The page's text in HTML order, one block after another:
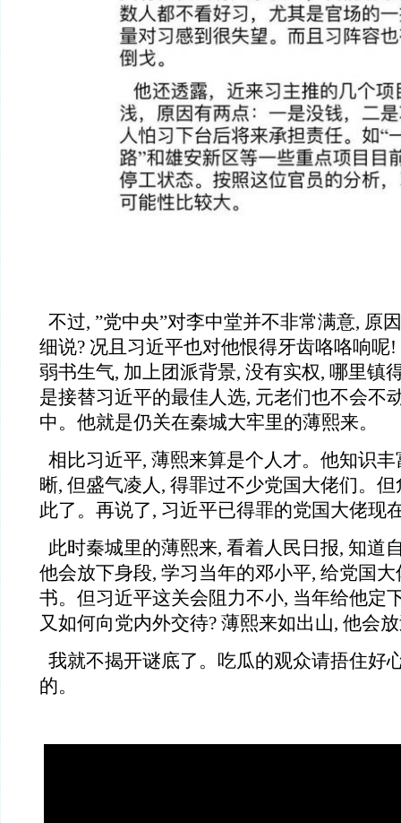
不过, ”党中央”对李中堂并不非常满意, 原
细说? 况且习近平也对他恨得牙齿咯咯响呢
弱书生气, 加上团派背景, 没有实权, 哪里镇
是接替习近平的最佳人选, 元老们也不会不
中。他就是仍关在秦城大牢里的薄熙来。
相比习近平, 薄熙来算是个人才。他知识
晰, 但盛气凌人, 得罪过不少党国大佬们。
此了。再说了, 习近平已得罪的党国大佬现
此时秦城里的薄熙来, 看着人民日报, 知道
他会放下身段, 学习当年的邓小平, 给党国
书。但习近平这关会阻力不小, 当年给他定
又如何向党内外交待? 薄熙来如出山, 他会
我就不揭开谜底了。吃瓜的观众请捂住好
的。